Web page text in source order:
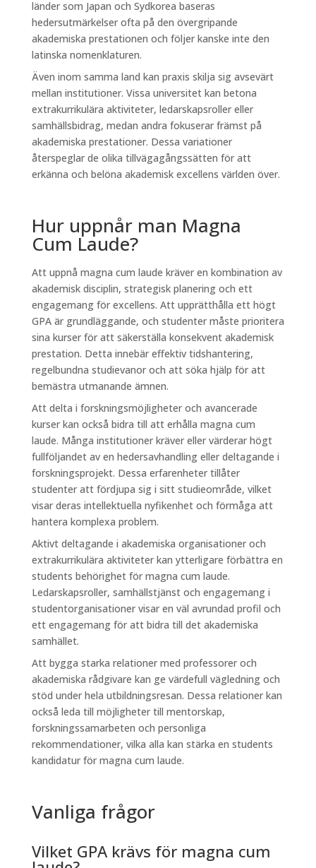
länder som Japan och Sydkorea baseras
hedersutmärkelser ofta på den övergripande
akademiska prestationen och följer kanske inte den
latinska nomenklaturen.
Även inom samma land kan praxis skilja sig avsevärt
mellan institutioner. Vissa universitet kan betona
extrakurrikulära aktiviteter, ledarskapsroller eller
samhällsbidrag, medan andra fokuserar främst på
akademiska prestationer. Dessa variationer
återspeglar de olika tillvägagångssätten för att
erkänna och belöna akademisk excellens världen över.
Hur uppnår man Magna
Cum Laude?
Att uppnå magna cum laude kräver en kombination av
akademisk disciplin, strategisk planering och ett
engagemang för excellens. Att upprätthålla ett högt
GPA är grundläggande, och studenter måste prioritera
sina kurser för att säkerställa konsekvent akademisk
prestation. Detta innebär effektiv tidshantering,
regelbundna studievanor och att söka hjälp för att
bemästra utmanande ämnen.
Att delta i forskningsmöjligheter och avancerade
kurser kan också bidra till att erhålla magna cum
laude. Många institutioner kräver eller värderar högt
fullföljandet av en hedersavhandling eller deltagande i
forskningsprojekt. Dessa erfarenheter tillåter
studenter att fördjupa sig i sitt studieområde, vilket
visar deras intellektuella nyfikenhet och förmåga att
hantera komplexa problem.
Aktivt deltagande i akademiska organisationer och
extrakurrikulära aktiviteter kan ytterligare förbättra en
students behörighet för magna cum laude.
Ledarskapsroller, samhällstjänst och engagemang i
studentorganisationer visar en väl avrundad profil och
ett engagemang för att bidra till det akademiska
samhället.
Att bygga starka relationer med professorer och
akademiska rådgivare kan ge värdefull vägledning och
stöd under hela utbildningsresan. Dessa relationer kan
också leda till möjligheter till mentorskap,
forskningssamarbeten och personliga
rekommendationer, vilka alla kan stärka en students
kandidatur för magna cum laude.
Vanliga frågor
Vilket GPA krävs för magna cum